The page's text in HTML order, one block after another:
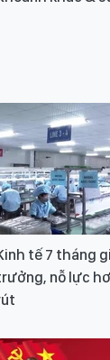
tế 7 tháng
nỗ lực